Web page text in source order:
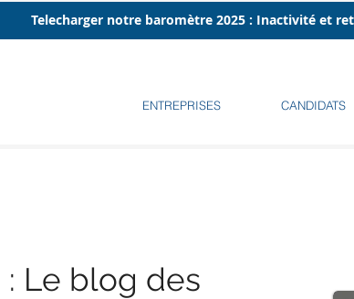
Telecharger notre baromètre 2025 : Inactivité et
ENTREPRISES CANDIDATS
: Le blog des